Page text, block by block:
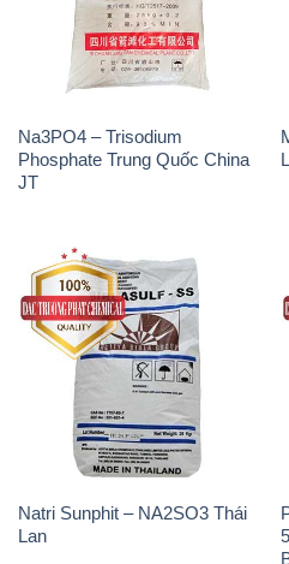
Phosphate Trung Quốc China
Natri Sunphit – NA2SO3 Thái